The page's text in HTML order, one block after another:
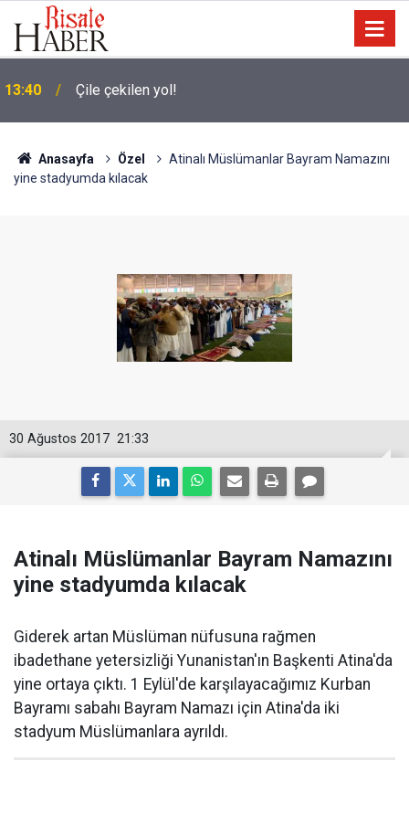
13:40 Çile çekilen yol!
Anasayfa Özel
Atinalı Müslümanlar Bayram Namazını
yine stadyumda kılacak
21:33
30 Ağustos 2017
Atinalı Müslümanlar Bayram Namazını
yine stadyumda kılacak
Giderek artan Müslüman nüfusuna rağmen
ibadethane yetersizliği Yunanistan'ın Başkenti Atina'da
yine ortaya çıktı. 1 Eylül'de karşılayacağımız Kurban
Bayramı sabahı Bayram Namazı için Atina'da iki
stadyum Müslümanlara ayrıldı.